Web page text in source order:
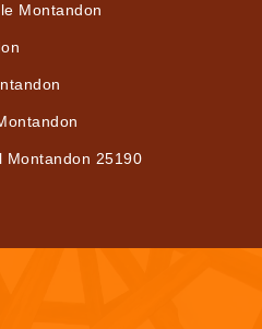
Montandon
Montandon 25190